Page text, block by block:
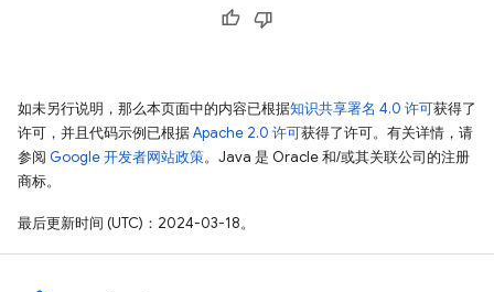
如未另行说明，那么本页面中的内容已根据知识共享署名 4.0 许可获得了
许可，并且代码示例已根据Apache 2.0 许可获得了许可。有关详情，请
参阅 Google 开发者网站政策。Java 是 Oracle 和/或其关联公司的注册
商标。
最后更新时间 (UTC)：2024-03-18。